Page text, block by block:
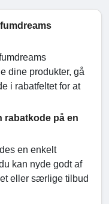
dine produkter, gå
i rabatfeltet for at
rabatkode på en
en enkelt
kan nyde godt af
eller særlige tilbud